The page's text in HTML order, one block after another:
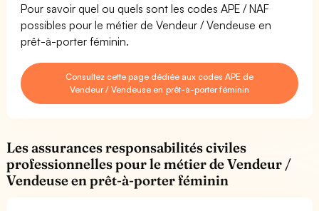
Pour savoir quel ou quels sont les codes APE / NAF
possibles pour le métier de Vendeur / Vendeuse en
prêt-à-porter féminin.
Consultez cette page dédiée aux codes APE de
Vendeur / Vendeuse en prêt-à-porter féminin
Les assurances responsabilités civiles
professionnelles pour le métier de Vendeur /
Vendeuse en prêt-à-porter féminin